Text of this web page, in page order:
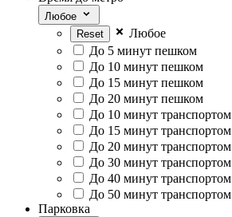
Любое
Любоe
До 5 минут пешком
До 10 минут пешком
До 15 минут пешком
До 20 минут пешком
До 10 минут транспортом
До 15 минут транспортом
До 20 минут транспортом
До 30 минут транспортом
До 40 минут транспортом
До 50 минут транспортом
Парковка